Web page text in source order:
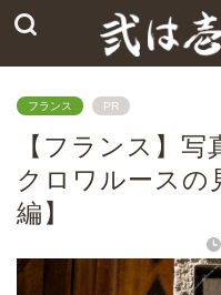
フランス PR
【フランス】写
クロワルースの
編】